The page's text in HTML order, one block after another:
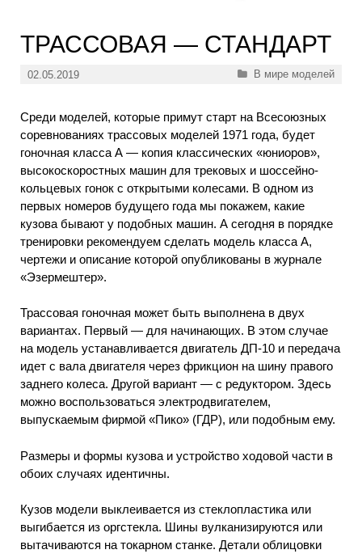
ТРАССОВАЯ — СТАНДАРТ
02.05.2019 Рубрики
В мире моделей
Среди моделей, которые примут старт на Всесоюзных
соревнованиях трассовых моделей 1971 года, будет
гоночная класса А — копия классических «юниоров»,
высокоскоростных машин для трековых и шоссейно-
кольцевых гонок с открытыми колесами. В одном из
первых номеров будущего года мы покажем, какие
кузова бывают у подобных машин. А сегодня в порядке
тренировки рекомендуем сделать модель класса А,
чертежи и описание которой опубликованы в журнале
«Эзермештер».
Трассовая гоночная может быть выполнена в двух
вариантах. Первый — для начинающих. В этом случае
на модель устанавливается двигатель ДП-10 и передача
идет с вала двигателя через фрикцион на шину правого
заднего колеса. Другой вариант — с редуктором. Здесь
можно воспользоваться электродвигателем,
выпускаемым фирмой «Пико» (ГДР), или подобным ему.
Размеры и формы кузова и устройство ходовой части в
обоих случаях идентичны.
Кузов модели выклеивается из стеклопластика или
выгибается из оргстекла. Шины вулканизируются или
вытачиваются на токарном станке. Детали облицовки